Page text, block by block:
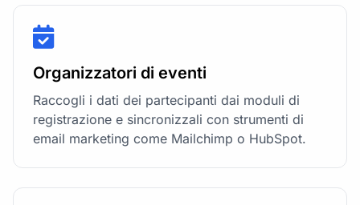
Organizzatori di eventi
Raccogli i dati dei partecipanti dai moduli di
registrazione e sincronizzali con strumenti di
email marketing come Mailchimp o HubSpot.